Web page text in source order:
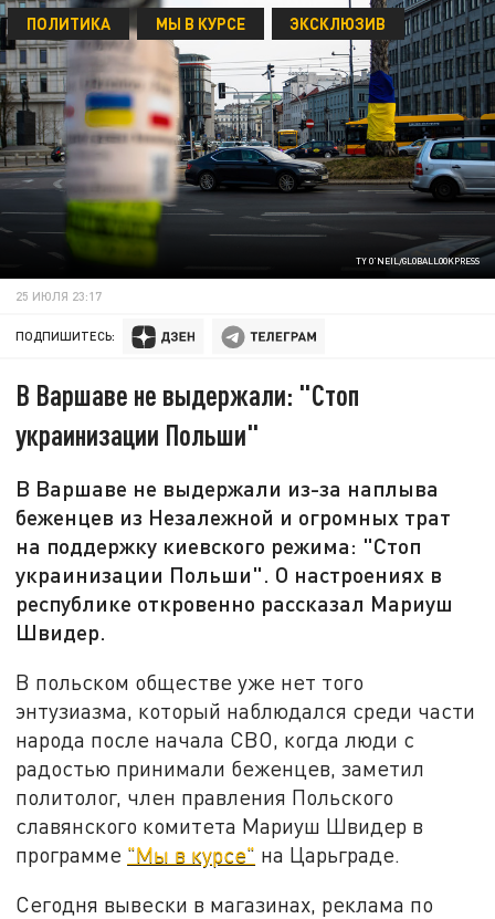
TY O'NEIL/GLOBALLOOKPRESS
ПОЛИТИКА МЫ В КУРСЕ ЭКСКЛЮЗИВ
25 ИЮЛЯ 23:17
ПОДПИШИТЕСЬ:
В Варшаве не выдержали: "Стоп
украинизации Польши"
В Варшаве не выдержали из-за наплыва
беженцев из Незалежной и огромных трат
на поддержку киевского режима: "Стоп
украинизации Польши". О настроениях в
республике откровенно рассказал Мариуш
Швидер.
В польском обществе уже нет того
энтузиазма, который наблюдался среди части
народа после начала СВО, когда люди с
радостью принимали беженцев, заметил
политолог, член правления Польского
славянского комитета Мариуш Швидер в
программе "Мы в курсе" на Царьграде.
Сегодня вывески в магазинах, реклама по